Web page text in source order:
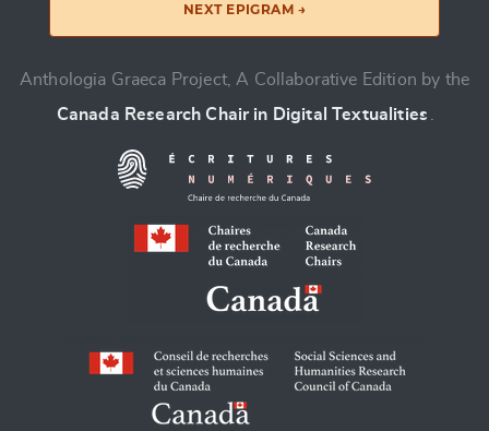
NEXT EPIGRAM →
Anthologia Graeca Project, A Collaborative Edition by the
Canada Research Chair in Digital Textualities